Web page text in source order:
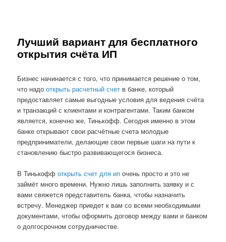
Лучший вариант для бесплатного
открытия счёта ИП
Бизнес начинается с того, что принимается решение о том,
что надооткрыть расчетный счет в банке, который
предоставляет самые выгодные условия для ведения счёта
и транзакций с клиентами и контрагентами. Таким банком
является, конечно же, Тинькофф. Сегодня именно в этом
банке открывают свои расчётные счета молодые
предприниматели, делающие свои первые шаги на пути к
становлению быстро развивающегося бизнеса.
В Тинькоффоткрыть счет для ип очень просто и это не
займёт много времени. Нужно лишь заполнить заявку и с
вами свяжется представитель банка, чтобы назначить
встречу. Менеджер приедет к вам со всеми необходимыми
документами, чтобы оформить договор между вами и банком
о долгосрочном сотрудничестве.